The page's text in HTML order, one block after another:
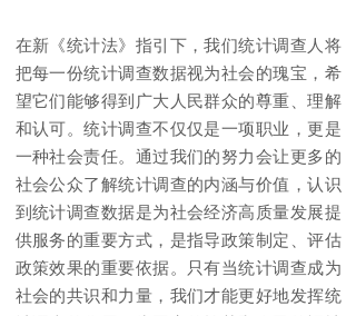
在新《统计法》指引下，我们统计调查人将
把每一份统计调查数据视为社会的瑰宝，希
望它们能够得到广大人民群众的尊重、理解
和认可。统计调查不仅仅是一项职业，更是
一种社会责任。通过我们的努力会让更多的
社会公众了解统计调查的内涵与价值，认识
到统计调查数据是为社会经济高质量发展提
供服务的重要方式，是指导政策制定、评估
政策效果的重要依据。只有当统计调查成为
社会的共识和力量，我们才能更好地发挥统